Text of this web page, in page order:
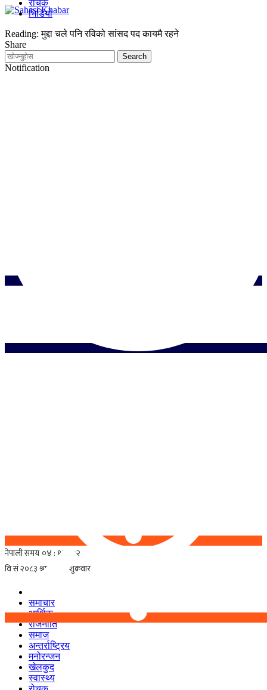
समाचार
आर्थिक
राजनीति
समाज
अन्तर्राष्ट्रिय
मनोरन्जन
खेलकुद
स्वास्थ्य
रोचक
भिडियो
Reading: मुद्दा चले पनि रविको सांसद पद कायमै रहने
Share
Notification